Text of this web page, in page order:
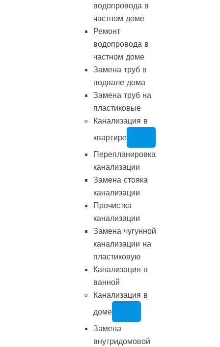
водопровода в
частном доме
Ремонт
водопровода в
частном доме
Замена труб в
подвале дома
Замена труб на
пластиковые
Канализация в
квартире
Перепланировка
канализации
Замена стояка
канализации
Прочистка
канализации
Замена чугунной
канализации на
пластиковую
Канализация в
ванной
Канализация в
доме
Замена
внутридомовой